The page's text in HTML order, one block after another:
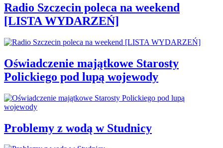
Radio Szczecin poleca na weekend
[LISTA WYDARZEŃ]
Oświadczenie majątkowe Starosty
Polickiego pod lupą wojewody
Problemy z wodą w Studnicy